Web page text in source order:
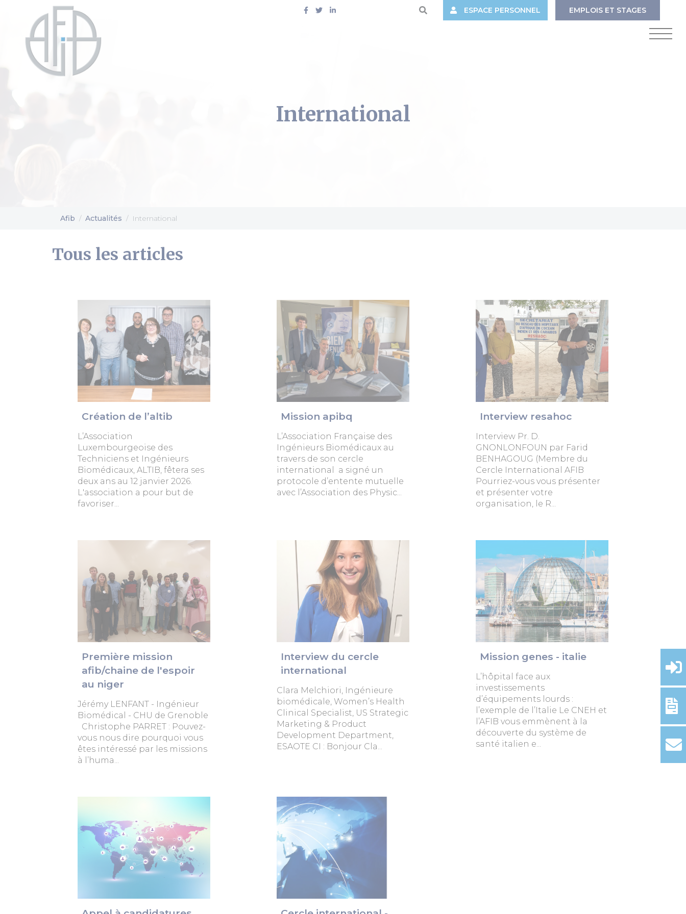
ESPACE PERSONNEL EMPLOIS ET STAGES
International
Afib Actualités International
Tous les articles
Création de l’altib
L’Association
Luxembourgeoise des
Techniciens et Ingénieurs
Biomédicaux, ALTIB, fêtera ses
deux ans au 12 janvier 2026.
L'association a pour but de
favoriser...
Mission apibq
L’Association Française des
Ingénieurs Biomédicaux au
travers de son cercle
international a signé un
protocole d’entente mutuelle
avec l’Association des Physic...
Interview resahoc
Interview Pr. D.
GNONLONFOUN par Farid
BENHAGOUG (Membre du
Cercle International AFIB
Pourriez-vous vous présenter
et présenter votre
organisation, le R...
Première mission
afib/chaine de l'espoir
au niger
Jérémy LENFANT - Ingénieur
Biomédical - CHU de Grenoble
Christophe PARRET : Pouvez-
vous nous dire pourquoi vous
êtes intéressé par les missions
à l’huma...
Interview du cercle
international
Clara Melchiori, Ingénieure
biomédicale, Women’s Health
Clinical Specialist, US Strategic
Marketing & Product
Development Department,
ESAOTE CI : Bonjour Cla...
Mission genes - italie
L’hôpital face aux
investissements
d’équipements lourds :
l’exemple de l’Italie Le CNEH et
l’AFIB vous emmènent à la
découverte du système de
santé italien e...
Cookies management panel